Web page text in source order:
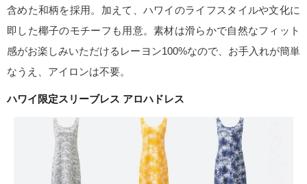
含めた和柄を採用。加えて、ハワイのライフスタイルや文化に
即した椰子のモチーフも用意。素材は滑らかで自然なフィット
感がお楽しみいただけるレーヨン100%なので、お手入れが簡単
なうえ、アイロンは不要。
ハワイ限定スリーブレス アロハドレス